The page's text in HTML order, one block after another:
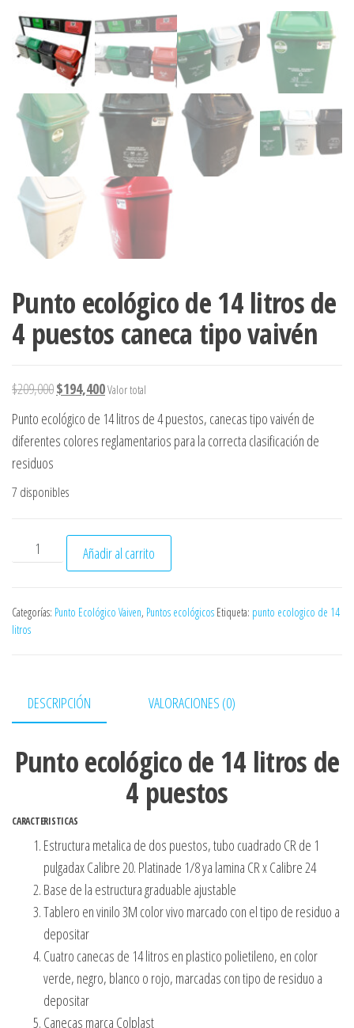
Punto ecológico de 14 litros de
4 puestos caneca tipo vaivén
$209,000El precio original era: $209,000.
$194,400El precio actual es: $194,400.
Valor total
Punto ecológico de 14 litros de 4 puestos, canecas tipo vaivén de
diferentes colores reglamentarios para la correcta clasificación de
residuos
7 disponibles
Punto ecológico de 14 litros de 4 puestos caneca tipo
Añadir al carrito
Categorías: Punto Ecológico Vaiven, Puntos ecológicos Etiqueta: punto ecologico de 14
litros
DESCRIPCIÓN VALORACIONES (0)
Punto ecológico de 14 litros de
4 puestos
CARACTERISTICAS
Estructura metalica de dos puestos, tubo cuadrado CR de 1
pulgadax Calibre 20. Platinade 1/8 ya lamina CR x Calibre 24
Base de la estructura graduable ajustable
Tablero en vinilo 3M color vivo marcado con el tipo de residuo a
depositar
Cuatro canecas de 14 litros en plastico polietileno, en color
verde, negro, blanco o rojo, marcadas con tipo de residuo a
depositar
Canecas marca Colplast